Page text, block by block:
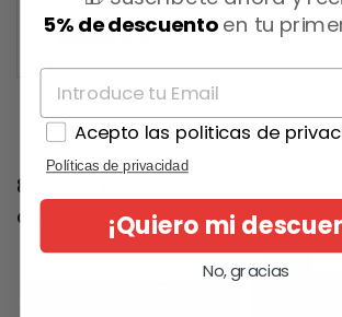
Estado Nuevo
8 otros productos en la
categoría:
5% de descuentoen tu
Acepto las politicas de
Políticas de privacidad
¡Quiero mi
No, gracias